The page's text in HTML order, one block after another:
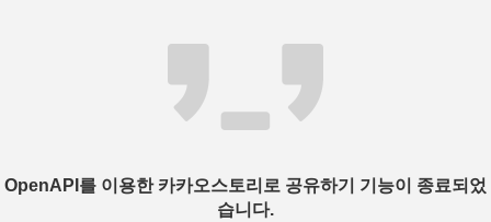
OpenAPI를 이용한 카카오스토리로 공유하기 기능이 종료되었
습니다.